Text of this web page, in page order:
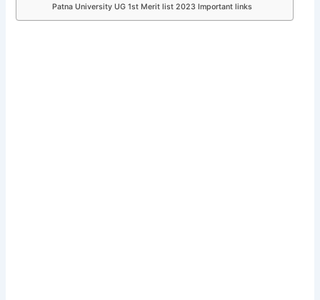
Patna University UG 1st Merit list 2023 Important links